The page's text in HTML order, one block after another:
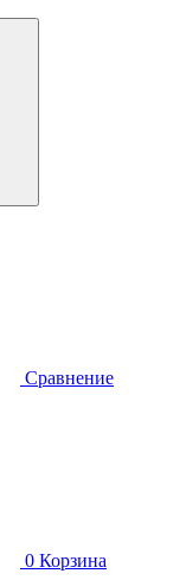
Сравнение
0 Корзина